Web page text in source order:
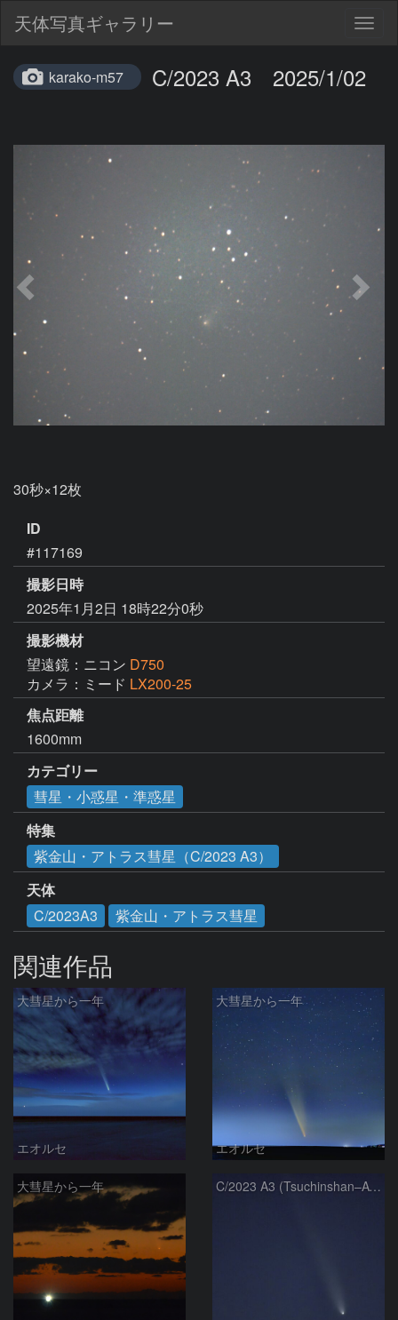
天体写真ギャラリー
karako-m57 C/2023 A3 2025/1/02
ID
#117169
撮影日時
2025年1月2日 18時22分0秒
撮影機材
望遠鏡：ニコン D750
カメラ：ミード LX200-25
焦点距離
1600mm
カテゴリー
彗星・小惑星・準惑星
特集
紫金山・アトラス彗星（C/2023 A3）
天体
C/2023A3
紫金山・アトラス彗星
関連作品
大彗星から一年
エオルセ
大彗星から一年
エオルセ
大彗星から一年 C/2023 A3 (Tsuchinshan–ATLAS)